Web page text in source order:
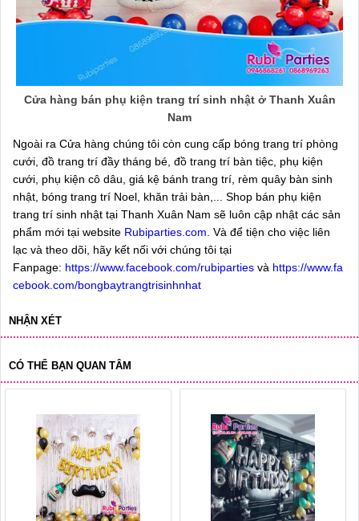
Cửa hàng bán phụ kiện trang trí sinh nhật ở Thanh Xuân
Nam
Ngoài ra Cửa hàng chúng tôi còn cung cấp bóng trang trí phòng
cưới, đồ trang trí đầy tháng bé, đồ trang trí bàn tiệc, phụ kiện
cưới, phụ kiện cô dâu, giá kệ bánh trang trí, rèm quây bàn sinh
nhật, bóng trang trí Noel, khăn trải bàn,... Shop bán phụ kiện
trang trí sinh nhật tại Thanh Xuân Nam sẽ luôn cập nhật các sản
phẩm mới tại website Rubiparties.com . Và để tiện cho việc liên
lạc và theo dõi, hãy kết nối với chúng tôi tại
Fanpage: https://www.facebook.com/rubiparties và https://www.fa
cebook.com/bongbaytrangtrisinhnhat
NHẬN XÉT
CÓ THỂ BẠN QUAN TÂM